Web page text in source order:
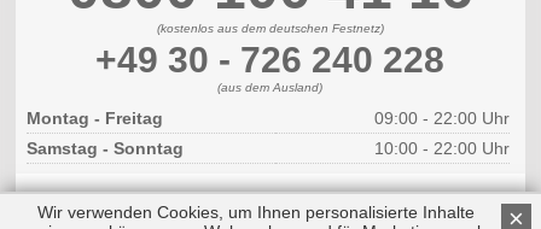
(kostenlos aus dem deutschen Festnetz)
+49 30 - 726 240 228
(aus dem Ausland)
Montag - Freitag
09:00 - 22:00 Uhr
Samstag - Sonntag
10:00 - 22:00 Uhr
×
Wir verwenden Cookies, um Ihnen personalisierte Inhalte